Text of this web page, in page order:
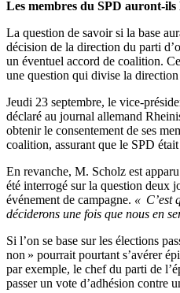
Les membres du SPD auront-
La question de savoir si la base
décision de la direction du parti
un éventuel accord de coalition.
une question qui divise la
Jeudi 23 septembre, le vice-
déclaré au journal allemand
obtenir le consentement de ses
coalition, assurant que le SPD
En revanche, M. Scholz est
été interrogé sur la question deux
événement de campagne. « C’est
déciderons une fois que nous en
Si l’on se base sur les élections
non » pourrait pourtant s’avérer
par exemple, le chef du parti de
passer un vote d’adhésion contre